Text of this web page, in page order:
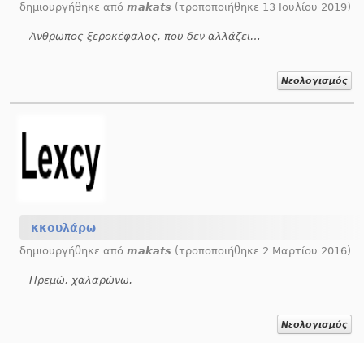
δημιουργήθηκε απόmakats (τροποποιήθηκε 13 Ιουλίου 2019)
Άνθρωπος ξεροκέφαλος, που δεν αλλάζει γνώμη με τίποτα.
Νεολογισμός
κκουλάρω
δημιουργήθηκε απόmakats (τροποποιήθηκε 2 Μαρτίου 2016)
Ηρεμώ, χαλαρώνω.
Νεολογισμός